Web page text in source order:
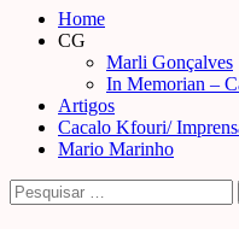
Primary
Menu
Home
CG
Marli Gonçalves
In Memorian –
Artigos
Cacalo Kfouri/
Mario Marinho
Pesquisar
por: